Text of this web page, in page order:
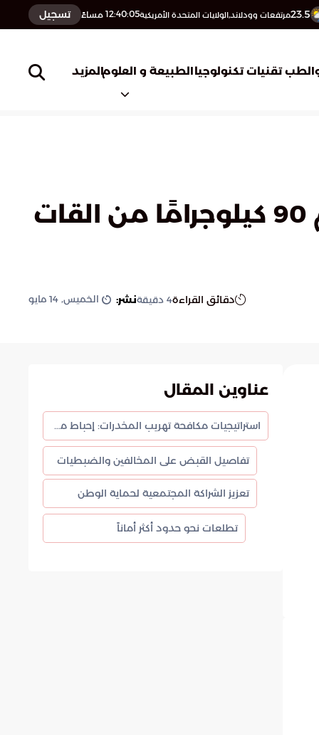
23.5مرتفعات وودلاند,الولايات المتحدة الأمريكية12:40:06 مساءً تسجيل
تقنيات تكنولوجياالطبيعة و العلومالمزيد
حرس الحدود بعسير يقبض على 6 إثيوبيين لتهريبهم 90 كيلوجرامًا من القات
دقائق القراءة4 دقيقةنشر: الخميس, 14 مايو
عناوين المقال
استراتيجيات مكافحة تهريب المخدرات: إحباط محاولة تسلل في قطاع الربوعة
تفاصيل القبض على المخالفين والضبطيات
تعزيز الشراكة المجتمعية لحماية الوطن
تطلعات نحو حدود أكثر أماناً